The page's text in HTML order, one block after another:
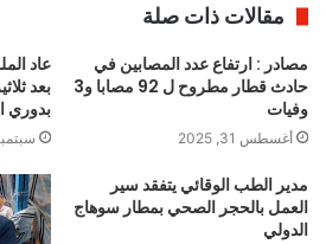
مقالات ذات صلة
مصادر : ارتفاع عدد المصابين في
حادث قطار مطروح ل 92 مصابا و3
وفيات
أغسطس 31, 2025
عاد
بعد
بدوري
سبتمبر 15,
مدير الطب الوقائي يتفقد سير
العمل بالحجر الصحي بمطار سوهاج
الدولي